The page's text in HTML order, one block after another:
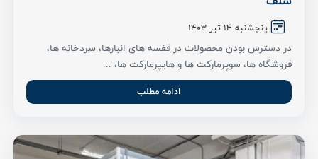
پنجشنبه 14 تیر ۱۴۰3
در دسترس بودن محصولات در قفسه های انبارها، سردخانه ها،
فروشگاه‌ ها، سوپرمارکت ها و هایپرمارکت ها، ...
ادامه مطلب